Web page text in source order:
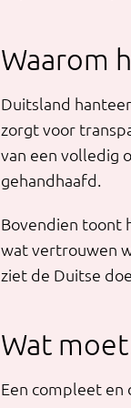
Waarom
Duitsland
zorgt voor
van een volledig
gehandhaafd.
Bovendien toont
wat vertrouwen
ziet de Duitse
Wat
Een compleet